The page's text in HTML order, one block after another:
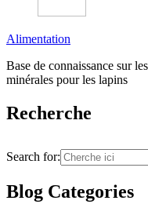
Alimentation
Base de connaissance sur
minérales pour les lapins
Recherche
Search for:
Blog Categories